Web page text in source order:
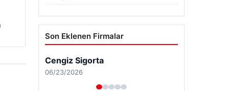
Son Eklenen Firmalar
Cengiz Sigorta
06/23/2026